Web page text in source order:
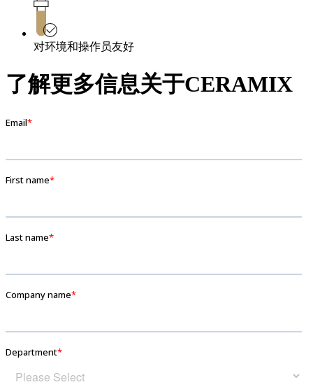
对环境和操作员友好
了解更多信息关于CERAMIX